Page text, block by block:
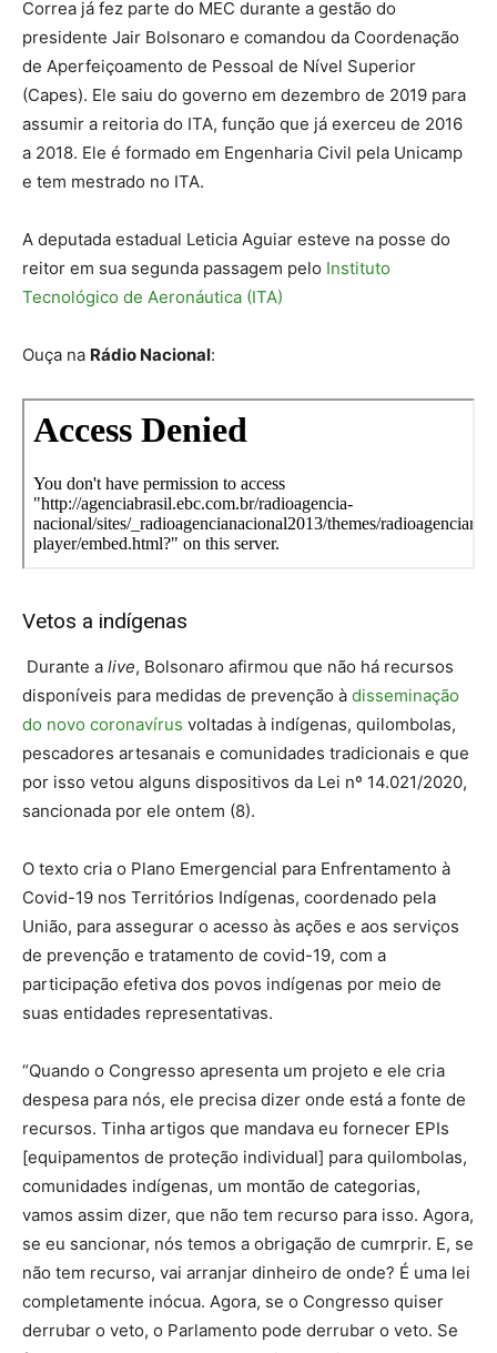
Correa já fez parte do MEC durante a gestão do
presidente Jair Bolsonaro e comandou da Coordenação
de Aperfeiçoamento de Pessoal de Nível Superior
(Capes). Ele saiu do governo em dezembro de 2019 para
assumir a reitoria do ITA, função que já exerceu de 2016
a 2018. Ele é formado em Engenharia Civil pela Unicamp
e tem mestrado no ITA.
A deputada estadual Leticia Aguiar esteve na posse do
reitor em sua segunda passagem pelo Instituto
Tecnológico de Aeronáutica (ITA)
Ouça na Rádio Nacional:
Vetos a indígenas
Durante a live, Bolsonaro afirmou que não há recursos
disponíveis para medidas de prevenção à disseminação
do novo coronavírus voltadas à indígenas, quilombolas,
pescadores artesanais e comunidades tradicionais e que
por isso vetou alguns dispositivos da Lei nº 14.021/2020,
sancionada por ele ontem (8).
O texto cria o Plano Emergencial para Enfrentamento à
Covid-19 nos Territórios Indígenas, coordenado pela
União, para assegurar o acesso às ações e aos serviços
de prevenção e tratamento de covid-19, com a
participação efetiva dos povos indígenas por meio de
suas entidades representativas.
“Quando o Congresso apresenta um projeto e ele cria
despesa para nós, ele precisa dizer onde está a fonte de
recursos. Tinha artigos que mandava eu fornecer EPIs
[equipamentos de proteção individual] para quilombolas,
comunidades indígenas, um montão de categorias,
vamos assim dizer, que não tem recurso para isso. Agora,
se eu sancionar, nós temos a obrigação de cumrprir. E, se
não tem recurso, vai arranjar dinheiro de onde? É uma lei
completamente inócua. Agora, se o Congresso quiser
derrubar o veto, o Parlamento pode derrubar o veto. Se